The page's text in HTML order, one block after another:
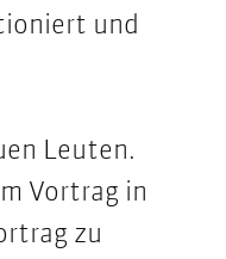
und
Leuten.
Vortrag in
zu